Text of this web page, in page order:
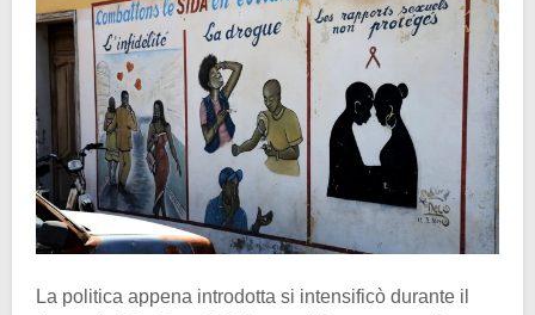
La politica appena introdotta si intensificò durante il